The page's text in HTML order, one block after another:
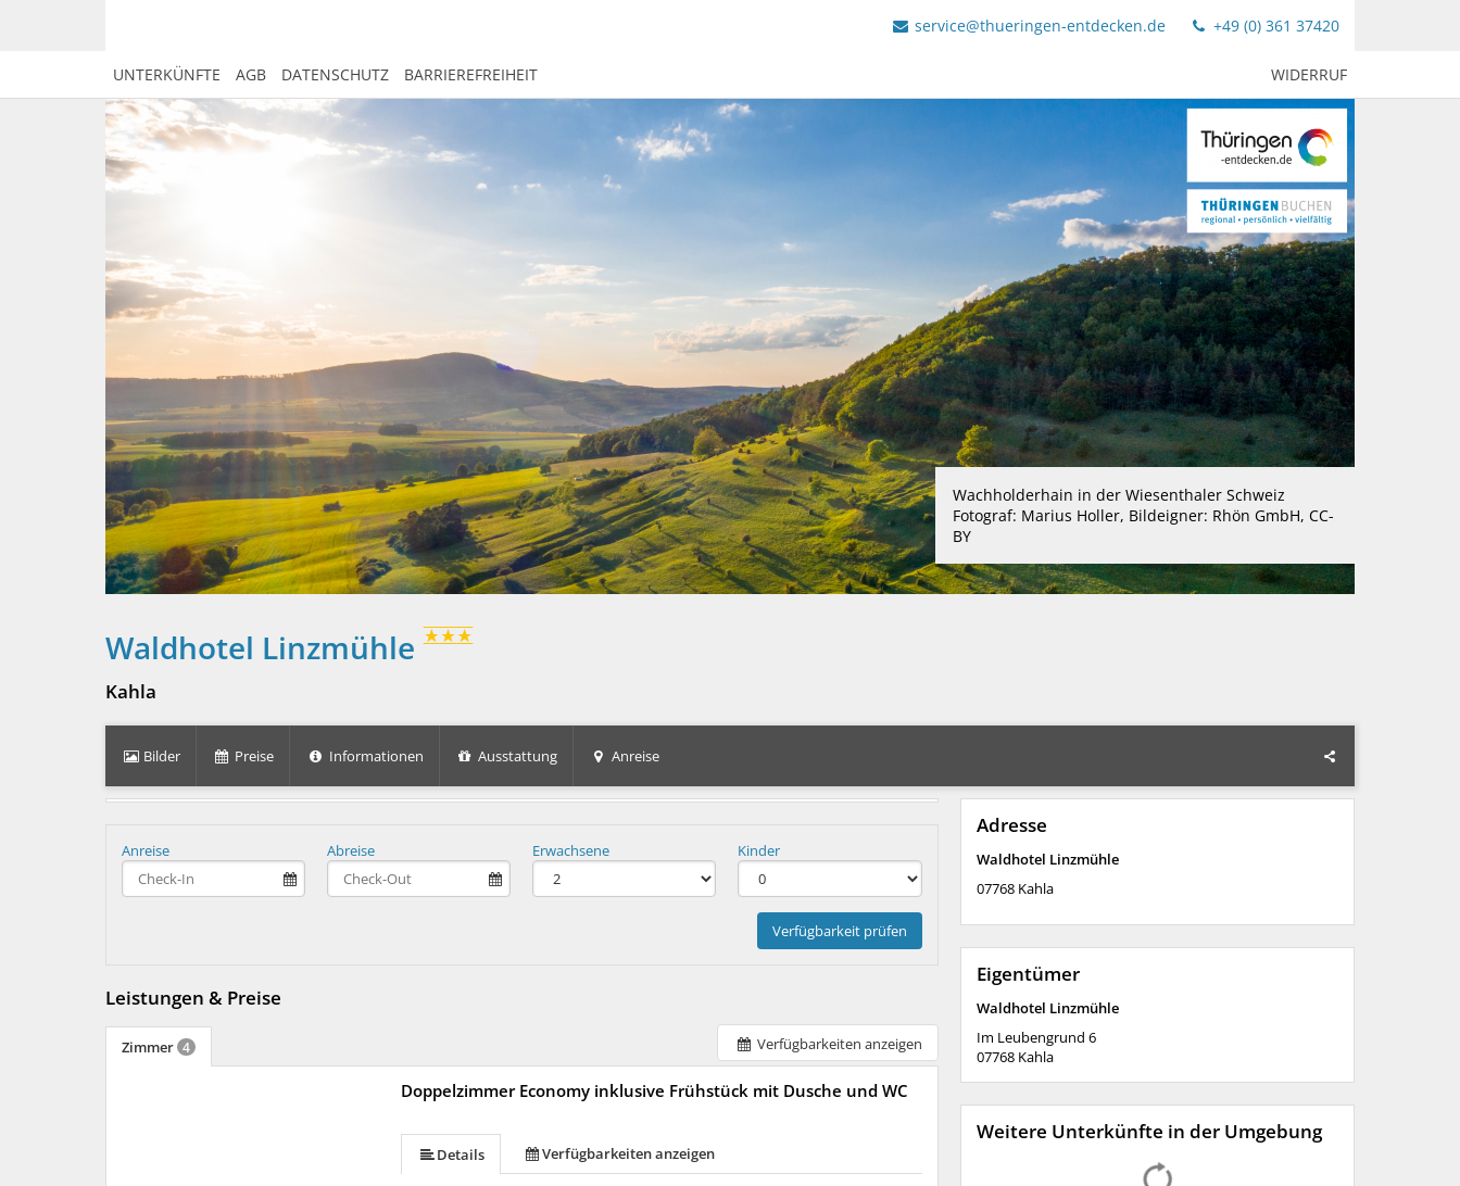
service@thueringen-entdecken.de +49 (0) 361 37420
WIDERRUF
UNTERKÜNFTE AGB DATENSCHUTZ BARRIEREFREIHEIT
Wachholderhain in der Wiesenthaler Schweiz
Fotograf: Marius Holler, Bildeigner: Rhön GmbH, CC-
BY
Waldhotel Linzmühle
Kahla
Bilder Preise Informationen Ausstattung Anreise
Anreise Abreise Erwachsene Kinder
Verfügbarkeit prüfen
Verfügbarkeiten anzeigen
Leistungen & Preise
Zimmer 4
Doppelzimmer Economy inklusive Frühstück mit Dusche und WC
Details Verfügbarkeiten anzeigen
Adresse
Waldhotel Linzmühle
07768 Kahla
Eigentümer
Waldhotel Linzmühle
Im Leubengrund 6
07768 Kahla
Weitere Unterkünfte in der Umgebung